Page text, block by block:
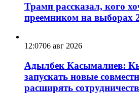
Трамп рассказал, кого
преемником на выборах
12:0706 авг 2026
Адылбек Касымалиев:
запускать новые
расширять